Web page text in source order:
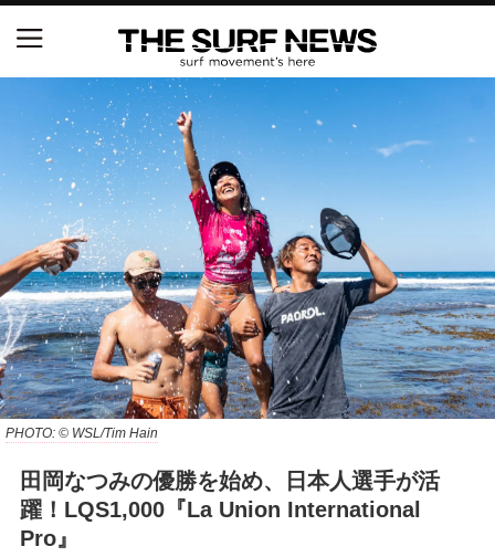
PHOTO: © WSL/Tim Hain
田岡なつみの優勝を始め、日本人選手が活
躍！LQS1,000『La Union International
Pro』
NSAと茅ヶ崎市が包括連携協定を締結 自治体との
協定は全国初、サーフィンを軸に地域活性化へ
【五十嵐カノア独占インタビュー】旧友レオ、ジャ
ックとの豪華プライベートセッション
S.ONE ショート＆ロング開幕戦・現地リポート（高
橋みなと）
ニュース
製品情報
特集
試合